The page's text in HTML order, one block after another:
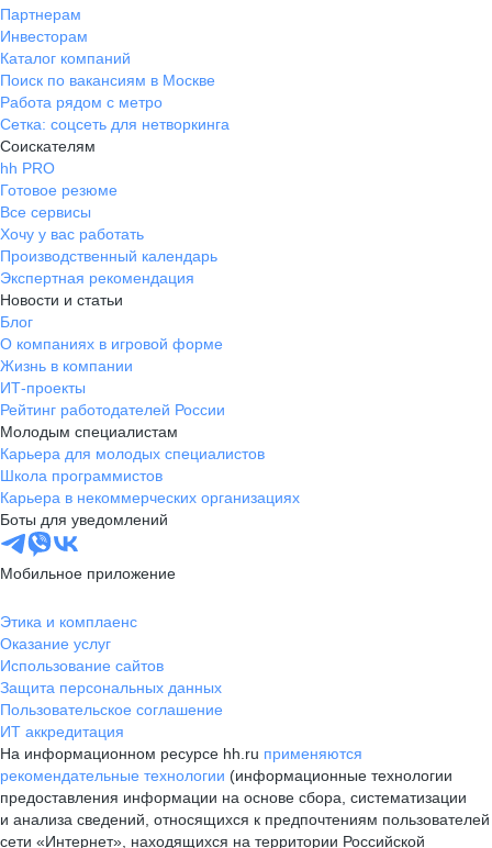
Партнерам
Инвесторам
Каталог компаний
Поиск по вакансиям в Москве
Работа рядом с метро
Сетка: соцсеть для нетворкинга
Соискателям
hh PRO
Готовое резюме
Все сервисы
Хочу у вас работать
Производственный календарь
Экспертная рекомендация
Новости и статьи
Блог
О компаниях в игровой форме
Жизнь в компании
ИТ-проекты
Рейтинг работодателей России
Молодым специалистам
Карьера для молодых специалистов
Школа программистов
Карьера в некоммерческих организациях
Боты для уведомлений
Мобильное приложение
Этика и комплаенс
Оказание услуг
Использование сайтов
Защита персональных данных
Пользовательское соглашение
ИТ аккредитация
На информационном ресурсе hh.ru применяются
рекомендательные технологии (информационные технологии
предоставления информации на основе сбора, систематизации
и анализа сведений, относящихся к предпочтениям пользователей
сети «Интернет», находящихся на территории Российской